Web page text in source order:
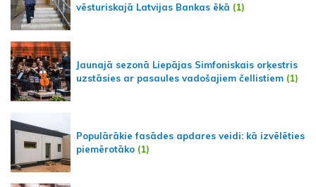
vēsturiskajā Latvijas Bankas ēkā (1)
Jaunajā sezonā Liepājas Simfoniskais orķestris
uzstāsies ar pasaules vadošajiem čellistiem (1)
Populārākie fasādes apdares veidi: kā izvēlēties
piemērotāko (1)